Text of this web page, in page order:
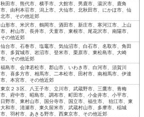
秋田市、熊代市、横手市、大館市、男鹿市、湯沢市、鹿角
市、由利本荘市、潟上市、大仙市、北秋田市、にかほ市、仙
北市、その他近郊
山形市、米沢市、鶴岡市、酒田市、新庄市、寒河江市、上山
市、村山市、長井市、天童市、東根市、尾花沢市、南陽市、
その他近郊
仙台市、石巻市、塩竈市、気仙沼市、白石市、名取市、角田
市、多賀城市、岩沼市、登米市、栗原市、東松島市、大崎
市、その他近郊
福島市、会津若松市、郡山市、いわき市、白河市、須賀川
市、喜多方市、相馬市、二本松市、田村市、南相馬市、伊達
市、本宮市、その他近郊
東京２３区、八王子市、立川市、武蔵野市、三鷹市、青梅
市、府中市、昭島市、調布市、町田市、小金井市、小平市、
日野市、東村山市、国分寺市、国立市、福生市、 狛江市、東
大和市、清瀬市、東久留米市、武蔵村山市、多摩市、稲城
市、羽村市、あきる野市、西東京市、その他近郊